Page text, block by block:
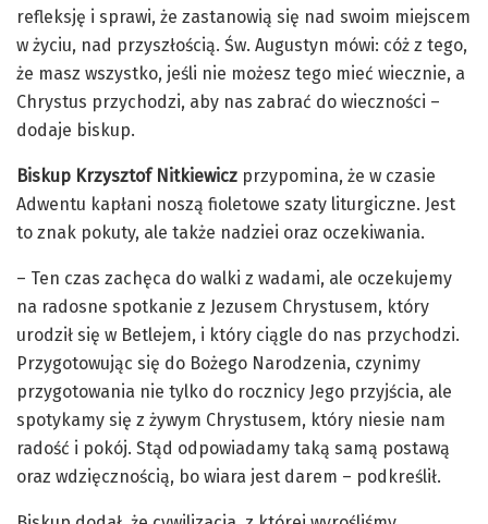
refleksję i sprawi, że zastanowią się nad swoim miejscem
w życiu, nad przyszłością. Św. Augustyn mówi: cóż z tego,
że masz wszystko, jeśli nie możesz tego mieć wiecznie, a
Chrystus przychodzi, aby nas zabrać do wieczności –
dodaje biskup.
Biskup Krzysztof Nitkiewicz przypomina, że w czasie
Adwentu kapłani noszą fioletowe szaty liturgiczne. Jest
to znak pokuty, ale także nadziei oraz oczekiwania.
– Ten czas zachęca do walki z wadami, ale oczekujemy
na radosne spotkanie z Jezusem Chrystusem, który
urodził się w Betlejem, i który ciągle do nas przychodzi.
Przygotowując się do Bożego Narodzenia, czynimy
przygotowania nie tylko do rocznicy Jego przyjścia, ale
spotykamy się z żywym Chrystusem, który niesie nam
radość i pokój. Stąd odpowiadamy taką samą postawą
oraz wdzięcznością, bo wiara jest darem – podkreślił.